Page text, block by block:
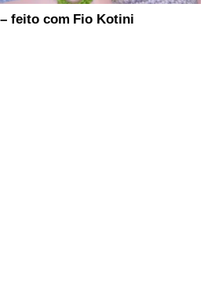
feito com Fio Kotini